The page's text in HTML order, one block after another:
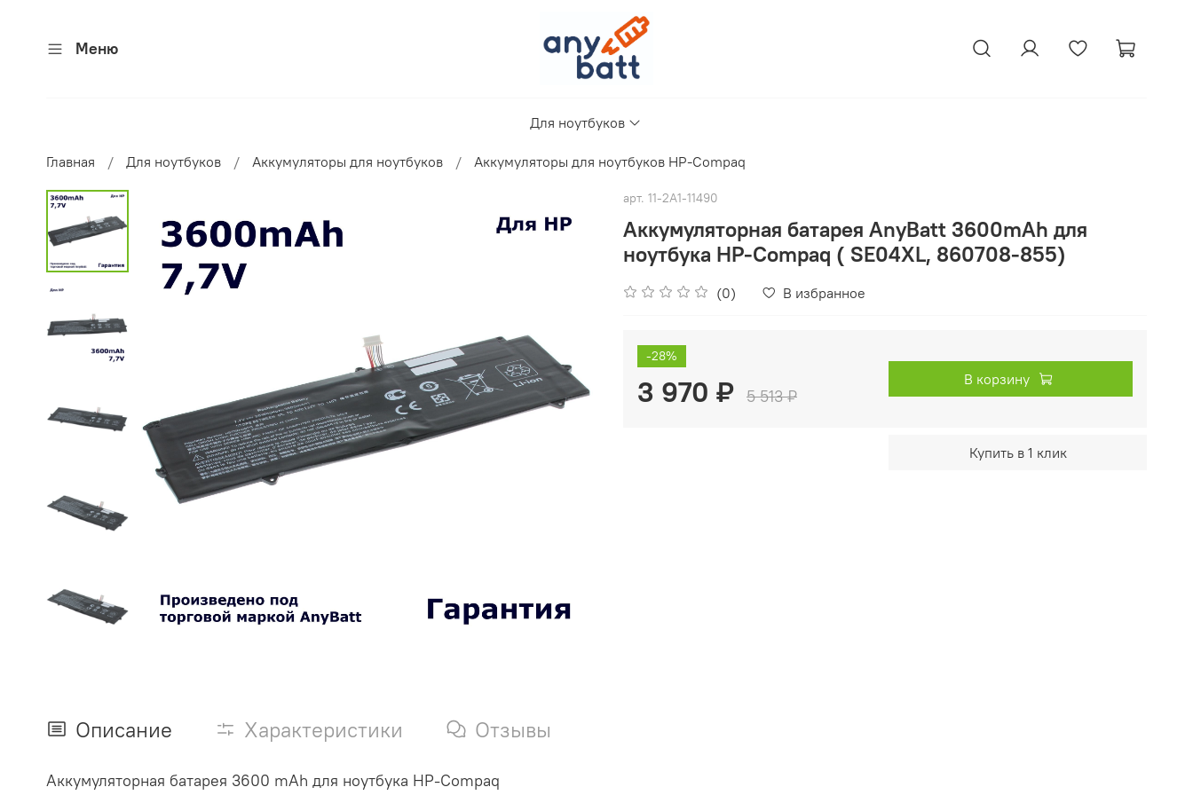
Меню
Для ноутбуков
Главная Для ноутбуков Аккумуляторы для ноутбуков Аккумуляторы для ноутбуков HP-Compaq
арт. 11-2A1-11490
Аккумуляторная батарея AnyBatt 3600mAh для
ноутбука HP-Compaq ( SE04XL, 860708-855)
(0) В избранное
-28%
3 970 ₽ 5 513 ₽
В корзину
Купить в 1 клик
Описание Характеристики Отзывы
Аккумуляторная батарея 3600 mAh для ноутбука HP-Compaq